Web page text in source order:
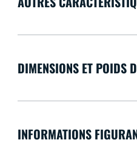
DIMENSIONS ET POIDS
INFORMATIONS